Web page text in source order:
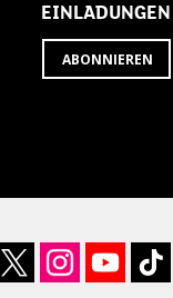
EINLADUNGEN
ABONNIEREN